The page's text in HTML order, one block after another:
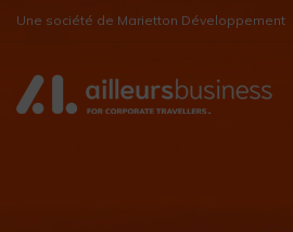
Skip
Skip
primary
navigation
Une société de Marietton Développement